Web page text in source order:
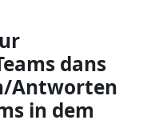
dans
Antworten
in dem